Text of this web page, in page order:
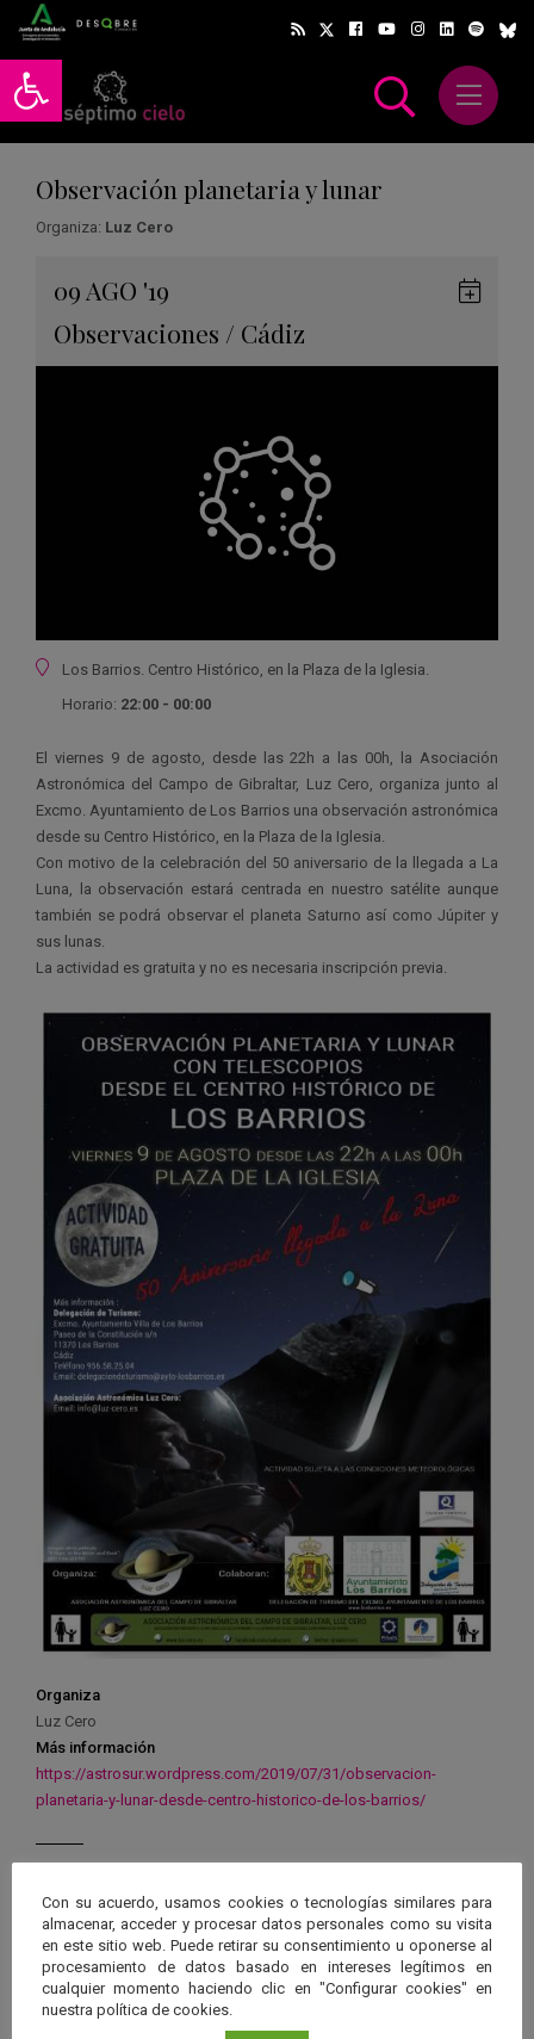
Abrir barra de herramientas
Abrir
Observación planetaria y lunar
Organiza: Luz Cero
09 AGO '19
Observaciones / Cádiz
Ubicación
Los Barrios. Centro Histórico, en la Plaza de la Iglesia.
Horario: 22:00 - 00:00
El viernes 9 de agosto, desde las 22h a las 00h, la Asociación
Astronómica del Campo de Gibraltar, Luz Cero, organiza junto al
Excmo. Ayuntamiento de Los Barrios una observación astronómica
desde su Centro Histórico, en la Plaza de la Iglesia.
Con motivo de la celebración del 50 aniversario de la llegada a La
Luna, la observación estará centrada en nuestro satélite aunque
también se podrá observar el planeta Saturno así como Júpiter y
sus lunas.
La actividad es gratuita y no es necesaria inscripción previa.
Organiza
Luz Cero
Más información
https://astrosur.wordpress.com/2019/07/31/observacion-
planetaria-y-lunar-desde-centro-historico-de-los-barrios/
Próximos eventos Ver más
26 JUN 2026 - 26 ENE 2028
Con su acuerdo, usamos cookies o tecnologías similares para
almacenar, acceder y procesar datos personales como su visita
en este sitio web. Puede retirar su consentimiento u oponerse al
procesamiento de datos basado en intereses legítimos en
cualquier momento haciendo clic en "Configurar cookies" en
nuestra política de cookies.